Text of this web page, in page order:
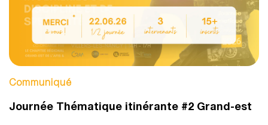
Communiqué
Journée Thématique itinérante #2 Grand-est